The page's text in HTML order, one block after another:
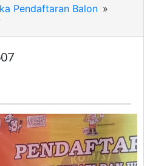
Pendaftaran Balon »